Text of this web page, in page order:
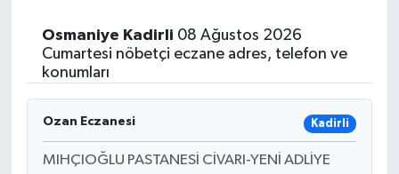
Osmaniye Kadirli 08 Ağustos 2026
Cumartesi nöbetçi eczane adres, telefon ve
konumları
Ozan Eczanesi Kadirli
MIHÇIOĞLU PASTANESİ CİVARI-YENİ ADLİYE